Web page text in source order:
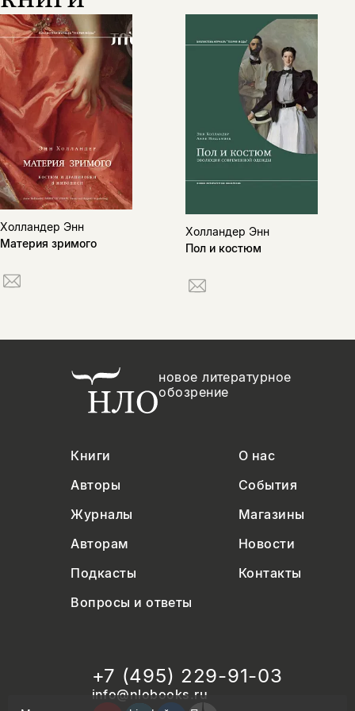
Холландер Энн
Материя зримого
Холландер Энн
Пол и костюм
новое литературное
обозрение
Книги
О нас
Авторы
События
Журналы
Магазины
Авторам
Новости
Подкасты
Контакты
Вопросы и ответы
+7 (495) 229-91-03
info@nlobooks.ru